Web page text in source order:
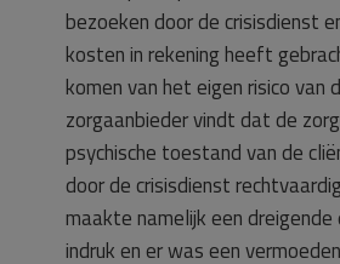
bezoeken door de crisisdienst
kosten in rekening heeft
komen van het eigen risico van
zorgaanbieder vindt dat de
psychische toestand van de
door de crisisdienst
maakte namelijk een
indruk en er was een